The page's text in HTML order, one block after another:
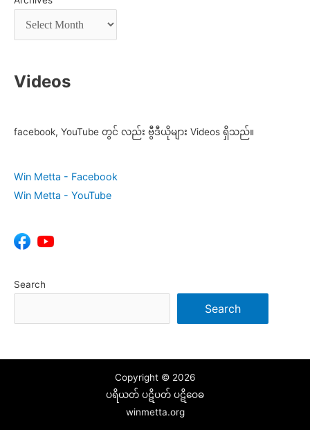
Videos
facebook, YouTube တွင် လည်း ဗွီဒီယိုများ Videos ရှိသည်။
Win Metta - Facebook
Win Metta - YouTube
Search
Search
Copyright © 2026
ပရိယတ် ပဋိပတ် ပဋိဝေဓ
winmetta.org